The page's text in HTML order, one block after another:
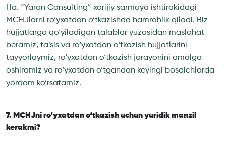
Ha. “Yaran Consulting” xorijiy sarmoya ishtirokidagi
MCHJlarni ro‘yxatdan o‘tkazishda hamrohlik qiladi. Biz
hujjatlarga qo‘yiladigan talablar yuzasidan maslahat
beramiz, ta’sis va ro‘yxatdan o‘tkazish hujjatlarini
tayyorlaymiz, ro‘yxatdan o‘tkazish jarayonini amalga
oshiramiz va ro‘yxatdan o‘tgandan keyingi bosqichlarda
yordam ko‘rsatamiz.
7. MCHJni ro‘yxatdan o‘tkazish uchun yuridik manzil
kerakmi?